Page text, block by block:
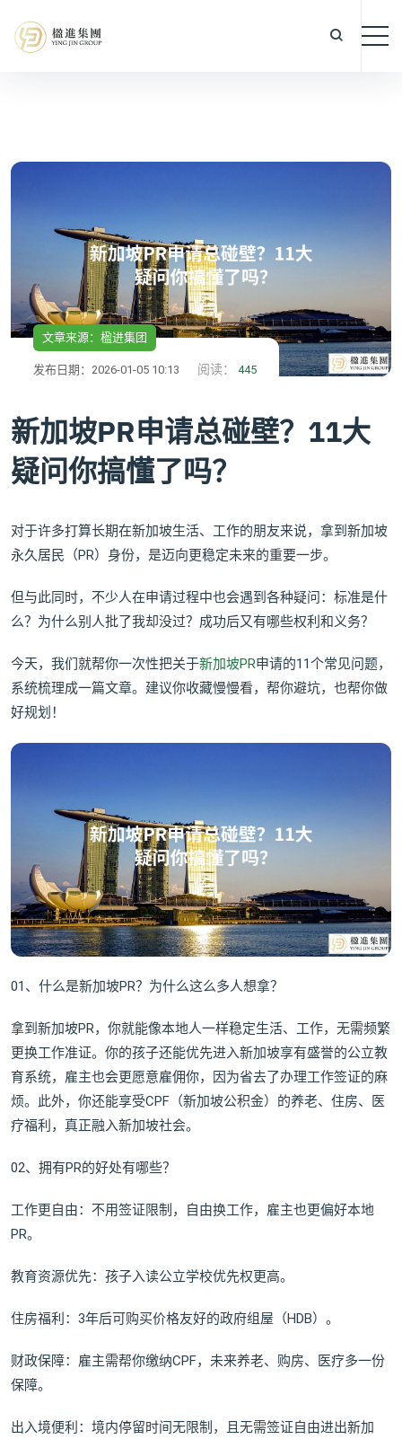
文章来源：楹进集团
发布日期：2026-01-05 10:13 阅读： 445
新加坡PR申请总碰壁？11大
疑问你搞懂了吗？
对于许多打算长期在新加坡生活、工作的朋友来说，拿到新加坡
永久居民（PR）身份，是迈向更稳定未来的重要一步。
但与此同时，不少人在申请过程中也会遇到各种疑问：标准是什
么？为什么别人批了我却没过？成功后又有哪些权利和义务？
今天，我们就帮你一次性把关于新加坡PR申请的11个常见问题，
系统梳理成一篇文章。建议你收藏慢慢看，帮你避坑，也帮你做
好规划！
01、什么是新加坡PR？为什么这么多人想拿？
拿到新加坡PR，你就能像本地人一样稳定生活、工作，无需频繁
更换工作准证。你的孩子还能优先进入新加坡享有盛誉的公立教
育系统，雇主也会更愿意雇佣你，因为省去了办理工作签证的麻
烦。此外，你还能享受CPF（新加坡公积金）的养老、住房、医
疗福利，真正融入新加坡社会。
02、拥有PR的好处有哪些？
工作更自由：不用签证限制，自由换工作，雇主也更偏好本地
PR。
教育资源优先：孩子入读公立学校优先权更高。
住房福利：3年后可购买价格友好的政府组屋（HDB）。
财政保障：雇主需帮你缴纳CPF，未来养老、购房、医疗多一份
保障。
出入境便利：境内停留时间无限制，且无需签证自由进出新加